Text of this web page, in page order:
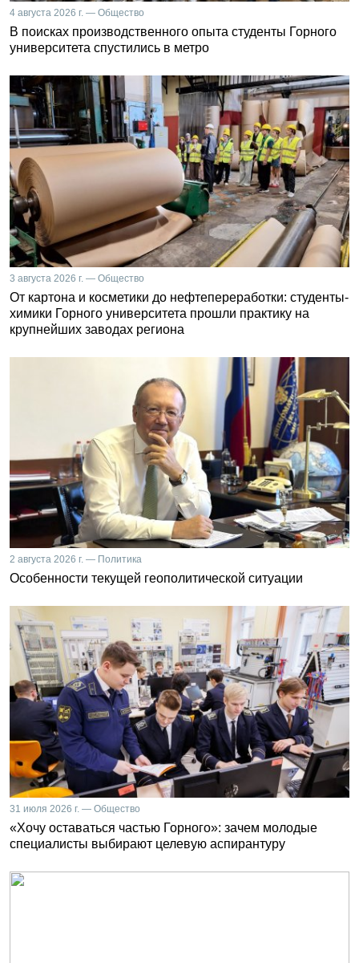
4 августа 2026 г. — Общество
В поисках производственного опыта студенты Горного
университета спустились в метро
3 августа 2026 г. — Общество
От картона и косметики до нефтепереработки: студенты-
химики Горного университета прошли практику на
крупнейших заводах региона
2 августа 2026 г. — Политика
Особенности текущей геополитической ситуации
31 июля 2026 г. — Общество
«Хочу оставаться частью Горного»: зачем молодые
специалисты выбирают целевую аспирантуру